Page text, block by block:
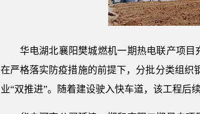
华电湖北襄阳樊城燃机一期热电联产项目
在严格落实防疫措施的前提下，分批分类组织
业“双推进”。随着建设驶入快车道，该工程后